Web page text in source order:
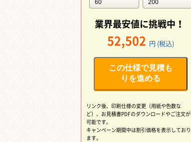
業界最安値に挑戦中！
52,502 円 (税込)
この仕様で見積も
りを進める
リンク後、印刷仕様の変更（用紙や色数な
ど）、 お見積書PDFのダウンロードやご注文が
可能です。
キャンペーン期間中は割引価格を表示しており
ます。